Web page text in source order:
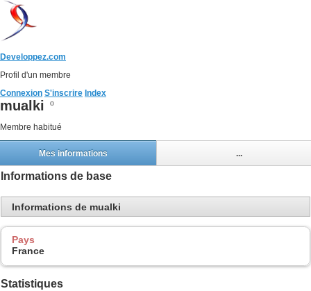
Developpez.com
Profil d'un membre
Connexion S'inscrire Index
mualki
Membre habitué
Mes informations ...
Informations de base
Informations de mualki
Pays
France
Statistiques